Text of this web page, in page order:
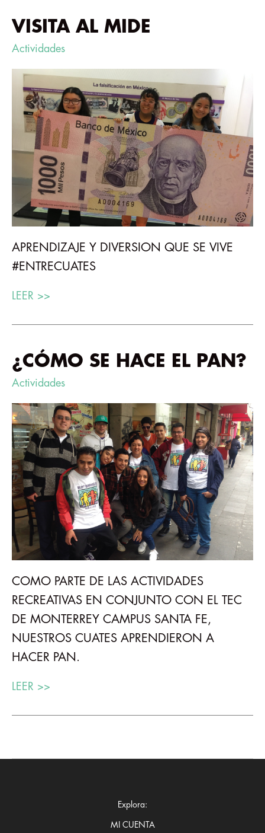
VISITA AL MIDE
Actividades
APRENDIZAJE Y DIVERSION QUE SE VIVE
#ENTRECUATES
LEER >>
¿CÓMO SE HACE EL PAN?
Actividades
COMO PARTE DE LAS ACTIVIDADES
RECREATIVAS EN CONJUNTO CON EL TEC
DE MONTERREY CAMPUS SANTA FE,
NUESTROS CUATES APRENDIERON A
HACER PAN.
LEER >>
Explora:
MI CUENTA